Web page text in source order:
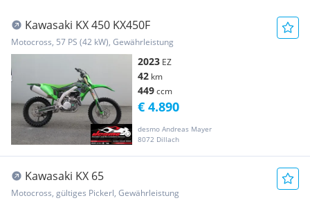
Kawasaki KX 450 KX450F
Motocross, 57 PS (42 kW), Gewährleistung
2023 EZ
42 km
449ccm
desmo Andreas Mayer
8072 Dillach
€ 4.890
Kawasaki KX 65
Motocross, gültiges Pickerl, Gewährleistung